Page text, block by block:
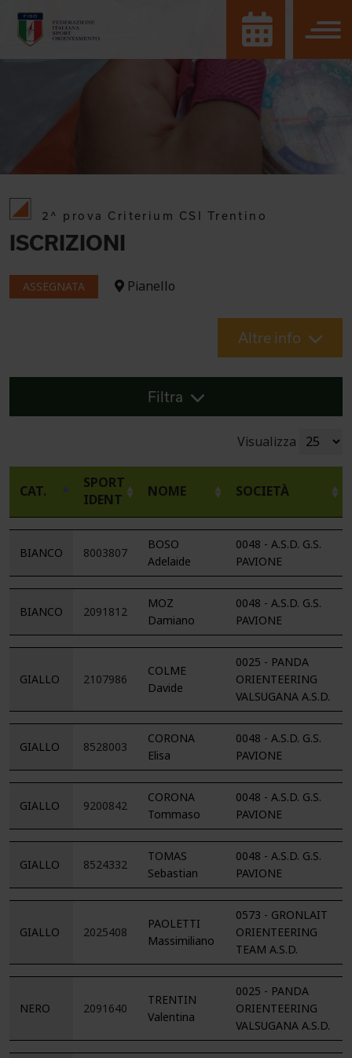
2^ prova Criterium CSI Trentino
ISCRIZIONI
ASSEGNATA Pianello
Altre info
Filtra
Visualizza
CAT.
SPORT
IDENT
NOME SOCIETÀ
BIANCO 8003807
BOSO
Adelaide
0048 - A.S.D. G.S.
PAVIONE
BIANCO 2091812
MOZ
Damiano
0048 - A.S.D. G.S.
PAVIONE
GIALLO 2107986
COLME
Davide
0025 - PANDA
ORIENTEERING
VALSUGANA A.S.D.
GIALLO 8528003
CORONA
Elisa
0048 - A.S.D. G.S.
PAVIONE
GIALLO 9200842
CORONA
Tommaso
0048 - A.S.D. G.S.
PAVIONE
GIALLO 8524332
TOMAS
Sebastian
0048 - A.S.D. G.S.
PAVIONE
GIALLO 2025408
PAOLETTI
Massimiliano
0573 - GRONLAIT
ORIENTEERING
TEAM A.S.D.
NERO 2091640
TRENTIN
Valentina
0025 - PANDA
ORIENTEERING
VALSUGANA A.S.D.